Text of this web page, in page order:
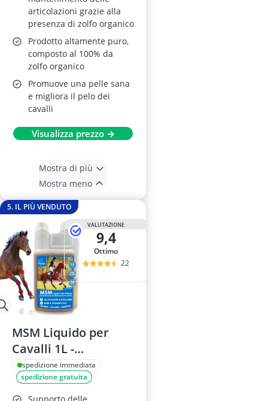
articolazioni grazie alla
presenza di zolfo organico
Prodotto altamente puro,
composto al 100% da
zolfo organico
Promuove una pelle sana
e migliora il pelo dei
cavalli
Visualizza prezzo →
Mostra di più
Mostra meno
5. IL PIÙ VENDUTO
VALUTAZIONE
9,4
Ottimo
22
MSM Liquido per
Cavalli 1L -
Articolazioni e
Tendini
spedizione immediata
spedizione gratuita